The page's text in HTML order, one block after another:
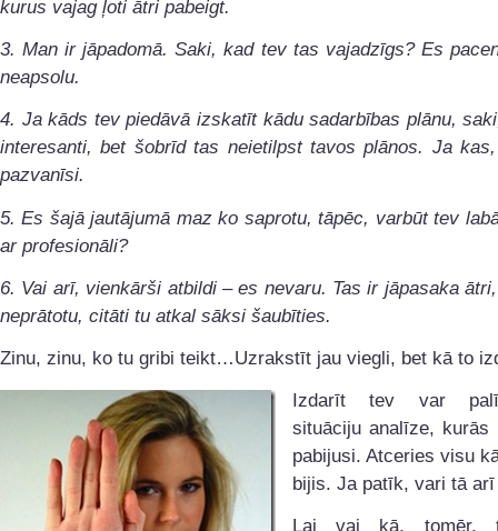
kurus vajag ļoti ātri pabeigt.
3. Man ir jāpadomā. Saki, kad tev tas vajadzīgs? Es
neapsolu.
4. Ja kāds tev piedāvā izskatīt kādu sadarbības plānu,
interesanti, bet šobrīd tas neietilpst tavos plānos. Ja
pazvanīsi.
5. Es šajā jautājumā maz ko saprotu, tāpēc, varbūt tev
ar profesionāli?
6. Vai arī, vienkārši atbildi – es nevaru. Tas ir jāpasaka
neprātotu, citāti tu atkal sāksi šaubīties.
Zinu, zinu, ko tu gribi teikt…Uzrakstīt jau viegli, bet kā to
Izdarīt tev var
situāciju analīze,
pabijusi. Atceries visu
bijis. Ja patīk, vari tā
Lai vai kā, tomēr,